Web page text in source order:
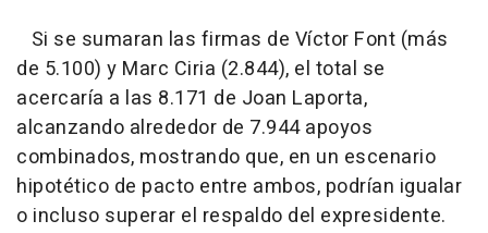
Si se sumaran las firmas de Víctor Font (más
de 5.100) y Marc Ciria (2.844), el total se
acercaría a las 8.171 de Joan Laporta,
alcanzando alrededor de 7.944 apoyos
combinados, mostrando que, en un escenario
hipotético de pacto entre ambos, podrían igualar
o incluso superar el respaldo del expresidente.